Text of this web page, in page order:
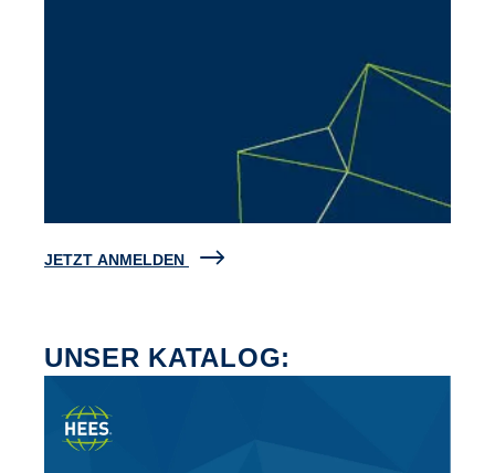
JETZT ANMELDEN
UNSER KATALOG: